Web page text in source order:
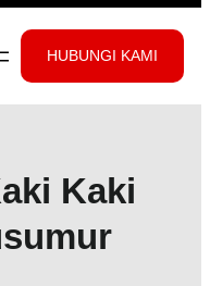
HUBUNGI KAMI
Kaki